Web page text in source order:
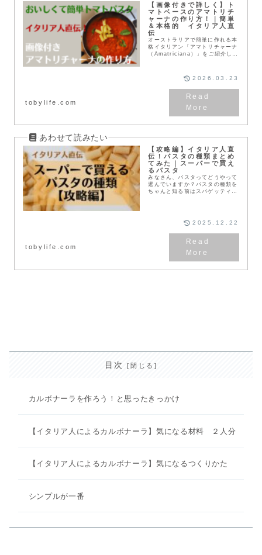
【画像付きで詳しく】ト
マトベースのアマトリチ
ャーナの作り方！｜簡単
＆本格的 イタリア人直
伝
オーストラリアで簡単に作れる本
格イタリアン「アマトリチャーナ
（Amatriciana）」をご紹介しま
のでぜひおすすめ！スーパーで買
えるものし...
tobylife.com
2026.03.23
【攻略編】イタリア人直
伝！パスタの種類まとめ
てみた｜スーパーで買え
るパスタ
みなさん、パスタってどうやって
選んでいますか？パスタの種類を
ちゃんと知る前はスパゲッティ一
で買えるパスタの種類...
tobylife.com
2025.12.22
目次
カルボナーラを作ろう！と思ったきっかけ
【イタリア人によるカルボナーラ】気になる材料 ２人分
【イタリア人によるカルボナーラ】気になるつくりかた
シンプルが一番